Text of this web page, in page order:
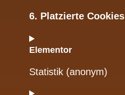
6. Platzierte Cookies
Elementor
Statistik (anonym)